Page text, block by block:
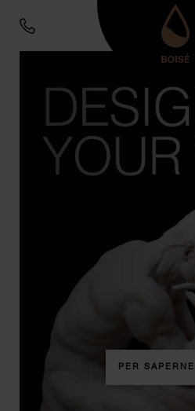
PER
Preciso, ripetibile,
nostro legno è
grazie all’energia
l’abbinamento
PER